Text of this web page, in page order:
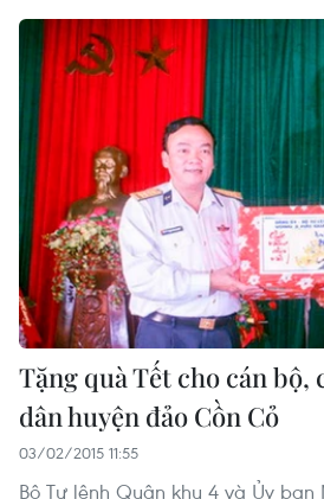
Tặng quà Tết cho cán bộ,
dân huyện đảo Cồn Cỏ
03/02/2015 11:55
Bộ Tư lệnh Quân khu 4 và Ủy